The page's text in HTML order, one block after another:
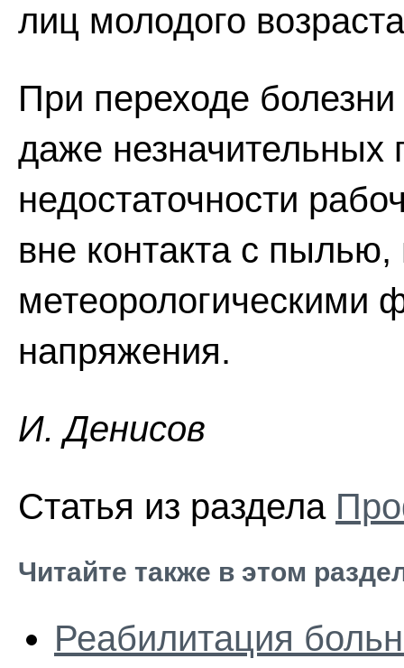
лиц молодого
При переходе
даже незначительных
недостаточности
вне контакта с
метеорологическими
напряжения.
И. Дeниcoв
Статья из раздела
Читайте также в этом
Реабилитация